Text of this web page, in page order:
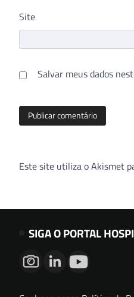
Site
Salvar meus dados
Este site utiliza o Akismet
SIGA O PORTAL